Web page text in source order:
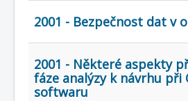
2001 - Bezpečnost dat v
2001 - Některé aspekty
fáze analýzy k návrhu při
softwaru